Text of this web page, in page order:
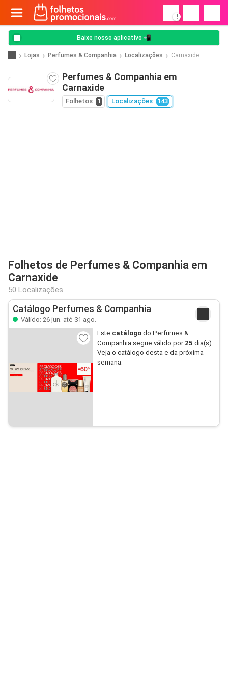
!
Baixe nosso aplicativo 📲
Lojas Perfumes & Companhia Localizações Carnaxide
Perfumes & Companhia em
Carnaxide
Folhetos 1 Localizações 143
Folhetos de Perfumes & Companhia em
Carnaxide
50 Localizações
Catálogo Perfumes & Companhia
Válido: 26 jun. até 31 ago.
Este catálogodo Perfumes &
Companhia segue válido por 25 dia(s).
Veja o catálogo desta e da próxima
semana.